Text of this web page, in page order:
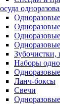
Зубочистки,
Наборы
Ланч-боксы
Свечи